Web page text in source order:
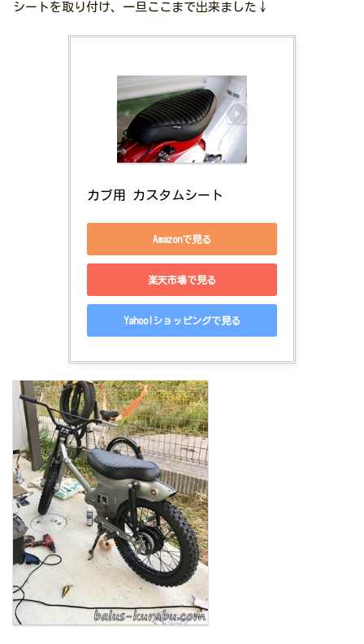
シートを取り付け、一旦ここまで出来ました↓
カブ用 カスタムシート
Amazonで見る
楽天市場で見る
Yahoo!ショッピングで見る